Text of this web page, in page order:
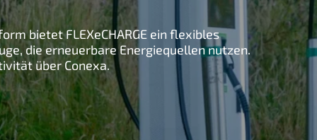
bietet FLEXeCHARGE ein flexibles
die erneuerbare Energiequellen nutzen.
über Conexa.